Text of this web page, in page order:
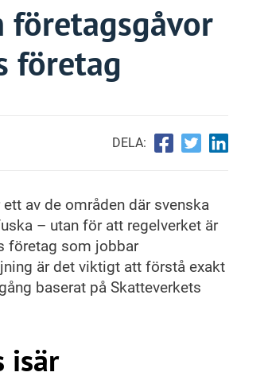
företagsgåvor
företag
DELA:
av de områden där svenska
– utan för att regelverket är
företag som jobbar
är det viktigt att förstå exakt
baserat på Skatteverkets
isär